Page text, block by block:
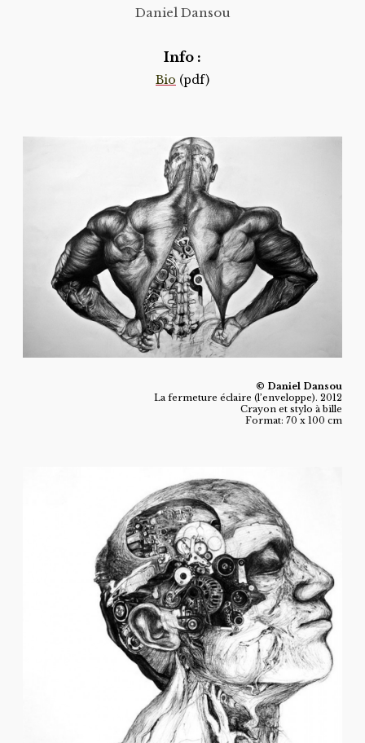
Daniel Dansou
Info :
Bio (pdf)
© Daniel Dansou
La fermeture éclaire (l’enveloppe). 2012
Crayon et stylo à bille
Format: 70 x 100 cm